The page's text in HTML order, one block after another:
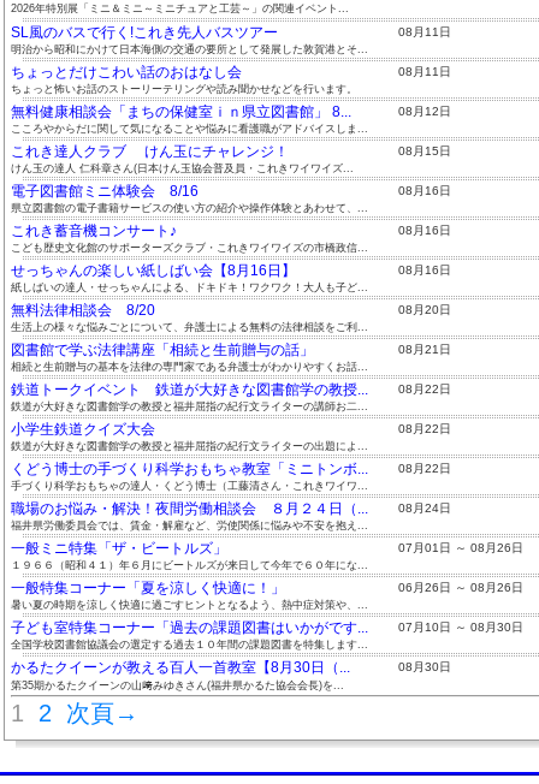
2026年特別展「ミニ＆ミニ～ミニチュアと工芸～」の関連イベント...
SL風のバスで行く!これき先人バスツアー 08月11日
明治から昭和にかけて日本海側の交通の要所として発展した敦賀港とそ...
ちょっとだけこわい話のおはなし会 08月11日
ちょっと怖いお話のストーリーテリングや読み聞かせなどを行います。
無料健康相談会「まちの保健室ｉｎ県立図書館」 8... 08月12日
こころやからだに関して気になることや悩みに看護職がアドバイスしま...
これき達人クラブ けん玉にチャレンジ！ 08月15日
けん玉の達人 仁科章さん(日本けん玉協会普及員・これきワイワイズ...
電子図書館ミニ体験会 8/16 08月16日
県立図書館の電子書籍サービスの使い方の紹介や操作体験とあわせて、...
これき蓄音機コンサート♪ 08月16日
こども歴史文化館のサポーターズクラブ・これきワイワイズの市橋政信...
せっちゃんの楽しい紙しばい会【8月16日】 08月16日
紙しばいの達人・せっちゃんによる、ドキドキ！ワクワク！大人も子ど...
無料法律相談会 8/20 08月20日
生活上の様々な悩みごとについて、弁護士による無料の法律相談をご利...
図書館で学ぶ法律講座「相続と生前贈与の話」 08月21日
相続と生前贈与の基本を法律の専門家である弁護士がわかりやすくお話...
鉄道トークイベント 鉄道が大好きな図書館学の教授... 08月22日
鉄道が大好きな図書館学の教授と福井屈指の紀行文ライターの講師お二...
小学生鉄道クイズ大会 08月22日
鉄道が大好きな図書館学の教授と福井屈指の紀行文ライターの出題によ...
くどう博士の手づくり科学おもちゃ教室「ミニトンボ... 08月22日
手づくり科学おもちゃの達人・くどう博士（工藤清さん・これきワイワ...
職場のお悩み・解決！夜間労働相談会 ８月２４日（... 08月24日
福井県労働委員会では、賃金・解雇など、労使関係に悩みや不安を抱え...
一般ミニ特集「ザ・ビートルズ」 07月01日 ～ 08月26日
１９６６（昭和４１）年６月にビートルズが来日して今年で６０年にな...
一般特集コーナー「夏を涼しく快適に！」 06月26日 ～ 08月26日
暑い夏の時期を涼しく快適に過ごすヒントとなるよう、熱中症対策や、...
子ども室特集コーナー「過去の課題図書はいかがです... 07月10日 ～ 08月30日
全国学校図書館協議会の選定する過去１０年間の課題図書を特集します...
かるたクイーンが教える百人一首教室【8月30日（... 08月30日
第35期かるたクイーンの山﨑みゆきさん(福井県かるた協会会長)を...
1 2 次頁→